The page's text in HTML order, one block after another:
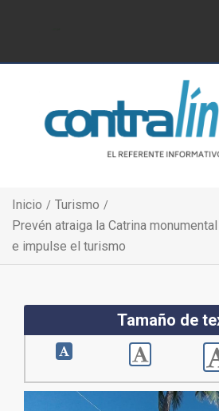
Inicio
Turismo
Prevén atraiga la Catrina
e impulse el turismo
Tamaño de